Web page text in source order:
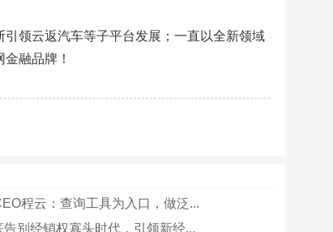
领云返汽车等子平台发展；一直以全新领域
融品牌！
程云：查询工具为入口，做泛...
别经销权寡头时代，引领新经...